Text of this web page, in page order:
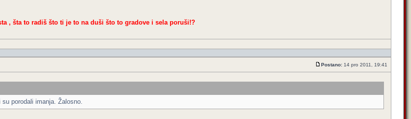
, šta to radiš što ti je to na duši što to gradove i sela poruši!?
Postano: 14 pro 2011, 19:41
porodali imanja. Žalosno.